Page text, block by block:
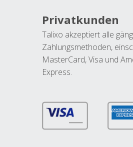
Privatkunden
Talixo akzeptiert alle
Zahlungsmethoden,
MasterCard, Visa und
Express.